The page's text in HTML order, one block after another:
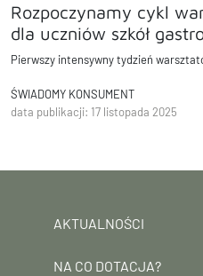
Rozpoczynamy cykl
dla uczniów szkół
Pierwszy intensywny tydzień
ŚWIADOMY KONSUMENT
data publikacji: 17 listopada 2025
AKTUALNOŚCI
NA CO DOTACJA?